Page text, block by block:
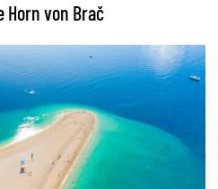
Horn von Brač